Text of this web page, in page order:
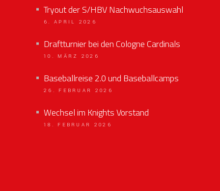
Tryout der S/HBV Nachwuchsauswahl
6. APRIL 2026
Draftturnier bei den Cologne Cardinals
10. MÄRZ 2026
Baseballreise 2.0 und Baseballcamps
26. FEBRUAR 2026
Wechsel im Knights Vorstand
18. FEBRUAR 2026